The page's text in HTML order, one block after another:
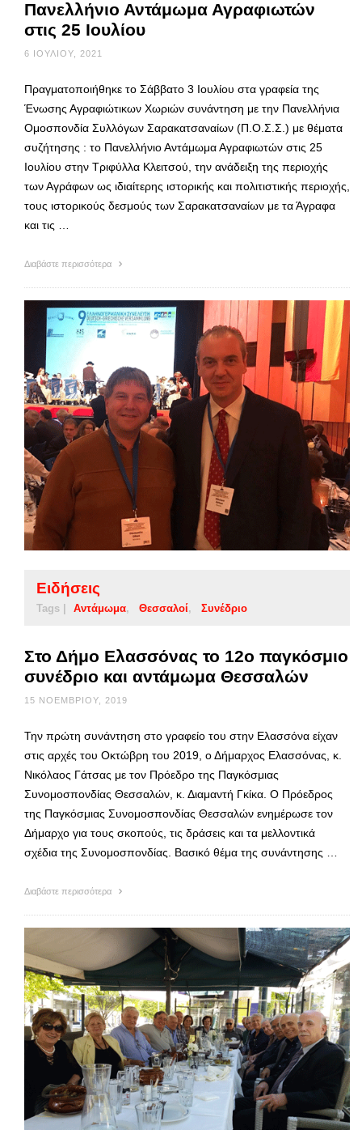
Πανελλήνιο Αντάμωμα Αγραφιωτών
στις 25 Ιουλίου
6 ΙΟΥΛΊΟΥ, 2021
Πραγματοποιήθηκε το Σάββατο 3 Ιουλίου στα γραφεία της
Ένωσης Αγραφιώτικων Χωριών συνάντηση με την Πανελλήνια
Ομοσπονδία Συλλόγων Σαρακατσαναίων (Π.Ο.Σ.Σ.) με θέματα
συζήτησης : το Πανελλήνιο Αντάμωμα Αγραφιωτών στις 25
Ιουλίου στην Τριφύλλα Κλειτσού, την ανάδειξη της περιοχής
των Αγράφων ως ιδιαίτερης ιστορικής και πολιτιστικής περιοχής,
τους ιστορικούς δεσμούς των Σαρακατσαναίων με τα Άγραφα
και τις …
Διαβάστε περισσότερα
Ειδήσεις
Tags | Αντάμωμα Θεσσαλοί Συνέδριο
Στο Δήμο Ελασσόνας το 12ο παγκόσμιο
συνέδριο και αντάμωμα Θεσσαλών
15 ΝΟΕΜΒΡΊΟΥ, 2019
Την πρώτη συνάντηση στο γραφείο του στην Ελασσόνα είχαν
στις αρχές του Οκτώβρη του 2019, ο Δήμαρχος Ελασσόνας, κ.
Νικόλαος Γάτσας με τον Πρόεδρο της Παγκόσμιας
Συνομοσπονδίας Θεσσαλών, κ. Διαμαντή Γκίκα. Ο Πρόεδρος
της Παγκόσμιας Συνομοσπονδίας Θεσσαλών ενημέρωσε τον
Δήμαρχο για τους σκοπούς, τις δράσεις και τα μελλοντικά
σχέδια της Συνομοσπονδίας. Βασικό θέμα της συνάντησης …
Διαβάστε περισσότερα